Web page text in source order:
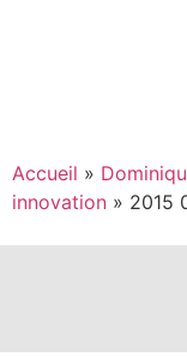
Accueil »
innovation » 2015